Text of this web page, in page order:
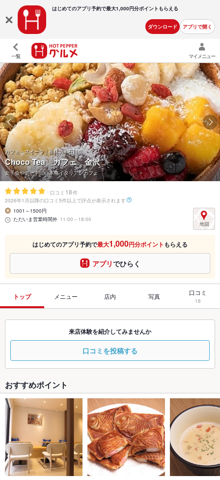
はじめてのアプリ予約で最大1,000円分ポイントもらえる
ダウンロード アプリで開く
一覧 マイメニュー
カフェ・スイーツ | 香林坊 | 石川県
Choco Tea カフェ 金沢
女子会やデートに◎本格イタリアンカフェ
- 口コミ 18件
2026年1月以降の口コミ5件以上で評点が表示されます
1001～1500円
ただいま営業時間外 11:00～18:00
はじめてのアプリ予約で最大1,000円分ポイント もらえる
アプリでひらく
トップ メニュー 店内 写真 口コミ
18
来店体験を紹介してみませんか
口コミを投稿する
おすすめポイント